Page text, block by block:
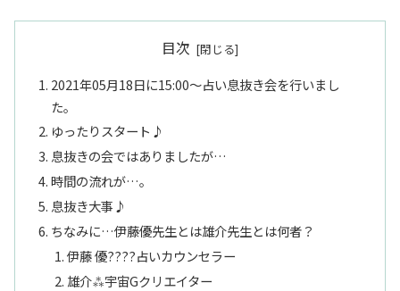
目次
2021年05月18日に15:00～占い息抜き会を行いまし
た。
ゆったりスタート♪
息抜きの会ではありましたが…
時間の流れが…。
息抜き大事♪
ちなみに…伊藤優先生とは雄介先生とは何者？
伊藤 優????占いカウンセラー
雄介⁂宇宙Gクリエイター